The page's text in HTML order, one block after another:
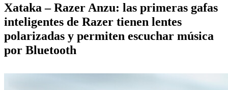
Xataka – Razer Anzu: las primeras gafas
inteligentes de Razer tienen lentes
polarizadas y permiten escuchar música
por Bluetooth